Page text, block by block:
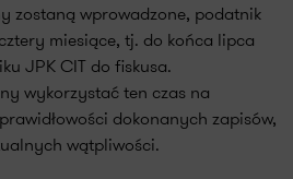
zostaną wprowadzone, podatnik
miesiące, tj. do końca lipca
JPK CIT do fiskusa.
wykorzystać ten czas na
dokonanych zapisów,
wątpliwości.